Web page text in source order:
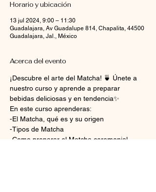
Horario y ubicación
13 jul 2024, 9:00 – 11:30
Guadalajara, Av Guadalupe 814, Chapalita, 44500
Guadalajara, Jal., México
Acerca del evento
¡Descubre el arte del Matcha! 🍵 Únete a
nuestro curso y aprende a preparar
bebidas deliciosas y en tendencia✨
En este curso aprenderas:
-El Matcha, qué es y su origen
-Tipos de Matcha
-Como preparar el Matcha ceremonial